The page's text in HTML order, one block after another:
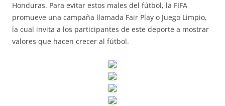
Honduras. Para evitar estos males del fútbol, la FIFA
promueve una campaña llamada Fair Play o Juego Limpio,
la cual invita a los participantes de este deporte a mostrar
valores que hacen crecer al fútbol.